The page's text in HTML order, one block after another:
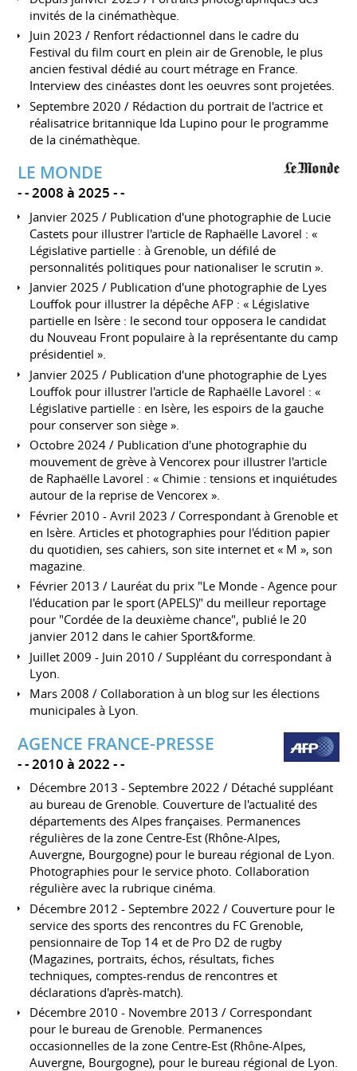
invités de la cinémathèque.
Juin 2023 / Renfort rédactionnel dans le cadre du
Festival du film court en plein air de Grenoble, le plus
ancien festival dédié au court métrage en France.
Interview des cinéastes dont les oeuvres sont projetées.
Septembre 2020 / Rédaction du portrait de l'actrice et
réalisatrice britannique Ida Lupino pour le programme
de la cinémathèque.
LE MONDE
- 2008 à 2025 -
Janvier 2025 / Publication d'une photographie de Lucie
Castets pour illustrer l'article de Raphaëlle Lavorel : «
Législative partielle : à Grenoble, un défilé de
personnalités politiques pour nationaliser le scrutin ».
Janvier 2025 / Publication d'une photographie de Lyes
Louffok pour illustrer la dépêche AFP : « Législative
partielle en Isère : le second tour opposera le candidat
du Nouveau Front populaire à la représentante du camp
présidentiel ».
Janvier 2025 / Publication d'une photographie de Lyes
Louffok pour illustrer l'article de Raphaëlle Lavorel : «
Législative partielle : en Isère, les espoirs de la gauche
pour conserver son siège ».
Octobre 2024 / Publication d'une photographie du
mouvement de grève à Vencorex pour illustrer l'article
de Raphaëlle Lavorel : « Chimie : tensions et inquiétudes
autour de la reprise de Vencorex ».
Février 2010 - Avril 2023 / Correspondant à Grenoble et
en Isère. Articles et photographies pour l'édition papier
du quotidien, ses cahiers, son site internet et « M », son
magazine.
Février 2013 / Lauréat du prix "Le Monde - Agence pour
l'éducation par le sport (APELS)" du meilleur reportage
pour "Cordée de la deuxième chance", publié le 20
janvier 2012 dans le cahier Sport&forme.
Juillet 2009 - Juin 2010 / Suppléant du correspondant à
Lyon.
Mars 2008 / Collaboration à un blog sur les élections
municipales à Lyon.
AGENCE FRANCE-PRESSE
- 2010 à 2022 -
Décembre 2013 - Septembre 2022 / Détaché suppléant
au bureau de Grenoble. Couverture de l'actualité des
départements des Alpes françaises. Permanences
régulières de la zone Centre-Est (Rhône-Alpes,
Auvergne, Bourgogne) pour le bureau régional de Lyon.
Photographies pour le service photo. Collaboration
régulière avec la rubrique cinéma.
Décembre 2012 - Septembre 2022 / Couverture pour le
service des sports des rencontres du FC Grenoble,
pensionnaire de Top 14 et de Pro D2 de rugby
(Magazines, portraits, échos, résultats, fiches
techniques, comptes-rendus de rencontres et
déclarations d'après-match).
Décembre 2010 - Novembre 2013 / Correspondant
pour le bureau de Grenoble. Permanences
occasionnelles de la zone Centre-Est (Rhône-Alpes,
Auvergne, Bourgogne), pour le bureau régional de Lyon.